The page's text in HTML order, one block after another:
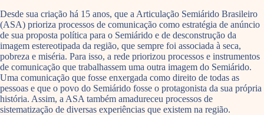
Desde sua criação há 15 anos, que a Articulação Semiárido Brasileiro
(ASA) prioriza processos de comunicação como estratégia de anúncio
de sua proposta política para o Semiárido e de desconstrução da
imagem estereotipada da região, que sempre foi associada à seca,
pobreza e miséria. Para isso, a rede priorizou processos e instrumentos
de comunicação que trabalhassem uma outra imagem do Semiárido.
Uma comunicação que fosse enxergada como direito de todas as
pessoas e que o povo do Semiárido fosse o protagonista da sua própria
história. Assim, a ASA também amadureceu processos de
sistematização de diversas experiências que existem na região.